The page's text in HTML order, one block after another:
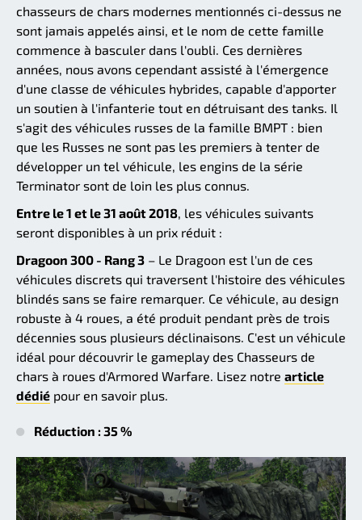
chasseurs de chars modernes mentionnés ci-dessus ne
sont jamais appelés ainsi, et le nom de cette famille
commence à basculer dans l'oubli. Ces dernières
années, nous avons cependant assisté à l'émergence
d'une classe de véhicules hybrides, capable d'apporter
un soutien à l'infanterie tout en détruisant des tanks. Il
s'agit des véhicules russes de la famille BMPT : bien
que les Russes ne sont pas les premiers à tenter de
développer un tel véhicule, les engins de la série
Terminator sont de loin les plus connus.
Entre le 1 et le 31 août 2018 , les véhicules suivants
seront disponibles à un prix réduit :
Dragoon 300 - Rang 3 – Le Dragoon est l'un de ces
véhicules discrets qui traversent l'histoire des véhicules
blindés sans se faire remarquer. Ce véhicule, au design
robuste à 4 roues, a été produit pendant près de trois
décennies sous plusieurs déclinaisons. C'est un véhicule
idéal pour découvrir le gameplay des Chasseurs de
chars à roues d'Armored Warfare. Lisez notre article
dédié pour en savoir plus.
Réduction : 35 %